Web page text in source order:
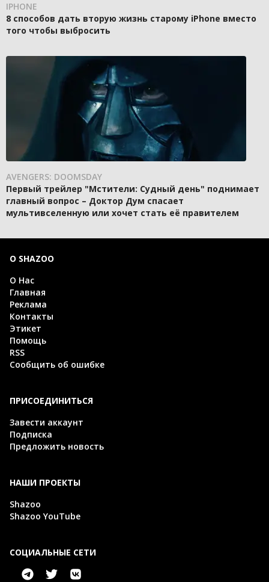
IPHONE
8 способов дать вторую жизнь старому iPhone вместо
того чтобы выбросить
AVENGERS: DOOMSDAY
Первый трейлер "Мстители: Судный день" поднимает
главный вопрос – Доктор Дум спасает
мультивселенную или хочет стать её правителем
О SHAZOO
О Нас
Главная
Реклама
Контакты
Этикет
Помощь
RSS
Сообщить об ошибке
ПРИСОЕДИНИТЬСЯ
Завести аккаунт
Подписка
Предложить новость
НАШИ ПРОЕКТЫ
Shazoo
Shazoo YouTube
СОЦИАЛЬНЫЕ СЕТИ